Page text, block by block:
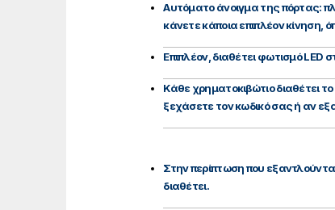
Αυτόματο άνοιγμα της πόρτας:
κάνετε κάποια επιπλέον κίνηση,
Επιπλέον, διαθέτει φωτισμό
Κάθε χρηματοκιβώτιο διαθέτει
ξεχάσετε τον κωδικό σας ή αν
Στην περίπτωση που
διαθέτει.